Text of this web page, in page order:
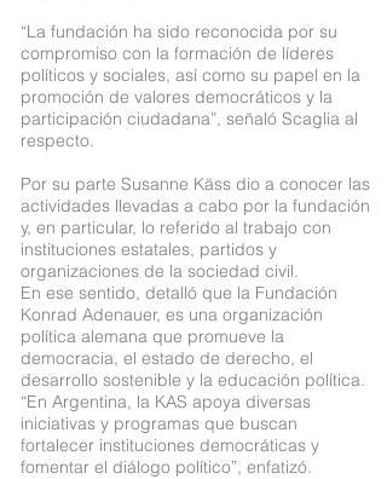
“La fundación ha sido reconocida por su
compromiso con la formación de líderes
políticos y sociales, así como su papel en la
promoción de valores democráticos y la
participación ciudadana”, señaló Scaglia al
respecto.
Por su parte Susanne Käss dio a conocer las
actividades llevadas a cabo por la fundación
y, en particular, lo referido al trabajo con
instituciones estatales, partidos y
organizaciones de la sociedad civil.
En ese sentido, detalló que la Fundación
Konrad Adenauer, es una organización
política alemana que promueve la
democracia, el estado de derecho, el
desarrollo sostenible y la educación política.
“En Argentina, la KAS apoya diversas
iniciativas y programas que buscan
fortalecer instituciones democráticas y
fomentar el diálogo político”, enfatizó.